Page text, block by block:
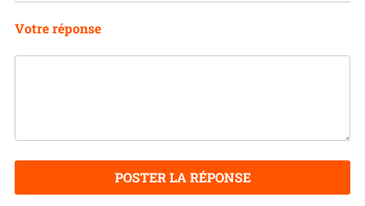
Votre réponse
POSTER LA RÉPONSE